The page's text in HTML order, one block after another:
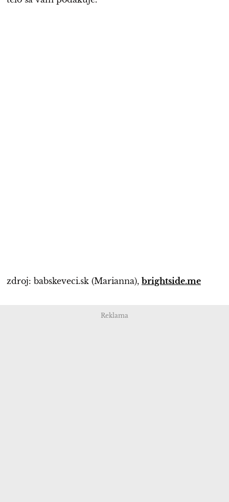
zdroj: babskeveci.sk (Marianna), brightside.me
Reklama